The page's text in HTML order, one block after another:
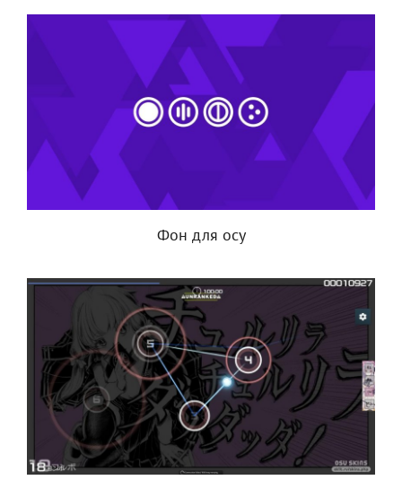
Фон для осу